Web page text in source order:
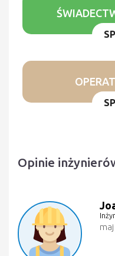
Opinie
maj